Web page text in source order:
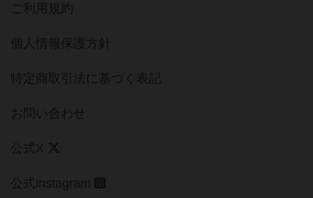
ご利用規約
個人情報保護方針
特定商取引法に基づく表記
お問い合わせ
公式X
公式instagram